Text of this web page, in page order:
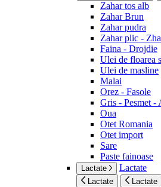
Zahar tos alb
Zahar Brun
Zahar pudra
Zahar plic -
Faina - Drojdie
Ulei de floarea
Ulei de masline
Malai
Orez - Fasole
Gris - Pesmet -
Oua
Otet Romania
Otet import
Sare
Paste fainoase
Lactate Lactate
Lactate Lactate